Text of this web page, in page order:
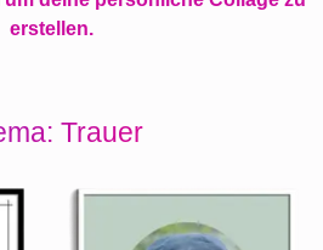
erstellen.
Trauer